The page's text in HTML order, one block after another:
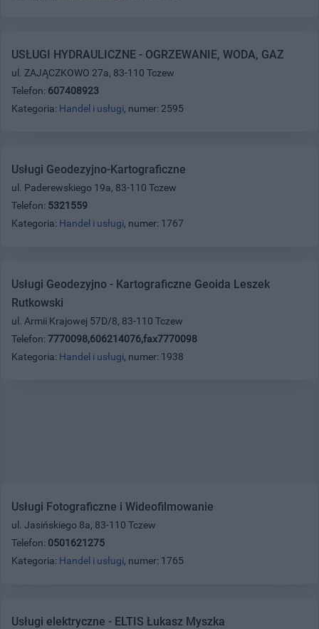
USŁUGI HYDRAULICZNE - OGRZEWANIE, WODA, GAZ
ul. ZAJĄCZKOWO 27a, 83-110 Tczew
Telefon: 607408923
Kategoria: Handel i usługi, numer: 2595
Usługi Geodezyjno-Kartograficzne
ul. Paderewskiego 19a, 83-110 Tczew
Telefon: 5321559
Kategoria: Handel i usługi, numer: 1767
Usługi Geodezyjno - Kartograficzne Geoida Leszek
Rutkowski
ul. Armii Krajowej 57D/8, 83-110 Tczew
Telefon: 7770098,606214076,fax7770098
Kategoria: Handel i usługi, numer: 1938
Usługi Fotograficzne i Wideofilmowanie
ul. Jasińskiego 8a, 83-110 Tczew
Telefon: 0501621275
Kategoria: Handel i usługi, numer: 1765
Usługi elektryczne - ELTIS Łukasz Myszka